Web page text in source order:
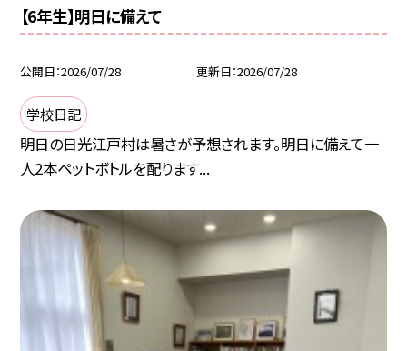
【6年生】明日に備えて
公開日 2026/07/28 更新日 2026/07/28
学校日記
明日の日光江戸村は暑さが予想されます。明日に備えて一
人2本ペットボトルを配ります...